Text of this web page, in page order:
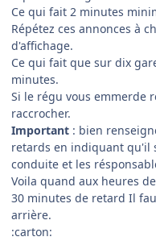
Ce qui fait 2 minutes
Répétez ces annonces à
d'affichage.
Ce qui fait que sur dix
minutes.
Si le régu vous emmerde
raccrocher.
Important : bien
retards en indiquant qu'il
conduite et les
Voila quand aux heures
30 minutes de retard Il
arrière.
:carton: